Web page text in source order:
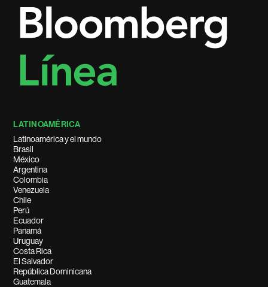
LATINOAMÉRICA
Latinoamérica y el mundo
Brasil
México
Argentina
Colombia
Venezuela
Chile
Perú
Ecuador
Panamá
Uruguay
Costa Rica
El Salvador
República Dominicana
Guatemala